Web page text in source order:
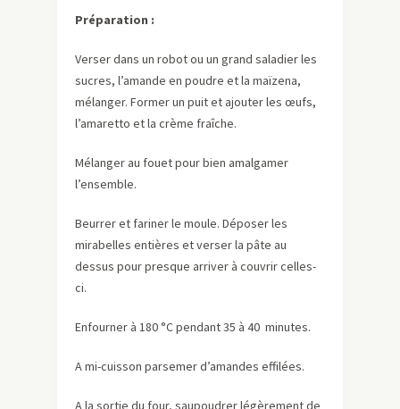
Préparation :
Verser dans un robot ou un grand saladier les
sucres, l’amande en poudre et la maïzena,
mélanger. Former un puit et ajouter les œufs,
l’amaretto et la crème fraîche.
Mélanger au fouet pour bien amalgamer
l’ensemble.
Beurrer et fariner le moule. Déposer les
mirabelles entières et verser la pâte au
dessus pour presque arriver à couvrir celles-
ci.
Enfourner à 180 °C pendant 35 à 40 minutes.
A mi-cuisson parsemer d’amandes effilées.
A la sortie du four, saupoudrer légèrement de